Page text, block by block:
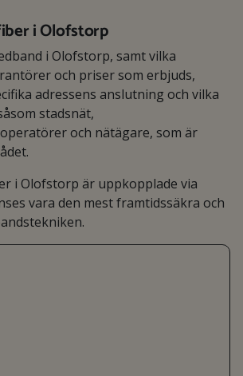
i Olofstorp
i Olofstorp, samt vilka
och priser som erbjuds,
adressens anslutning och vilka
stadsnät,
och nätägare, som är
i Olofstorp är uppkopplade via
vara den mest framtidssäkra och